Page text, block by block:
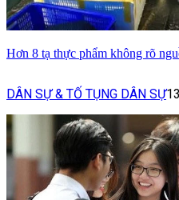
Hơn 8 tạ thực phẩm không rõ
DÂN SỰ & TỐ TỤNG DÂN SỰ